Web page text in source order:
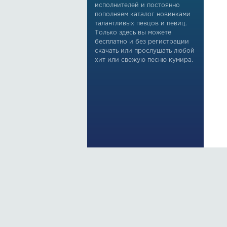
исполнителей и постоянно
пополняем каталог новинками
талантливых певцов и певиц.
Только здесь вы можете
бесплатно и без регистрации
скачать или прослушать любой
хит или свежую песню кумира.